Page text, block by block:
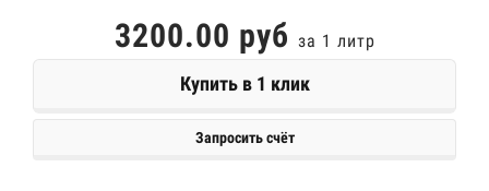
3200.00 руб за 1 литр
Купить в 1 клик
Запросить счёт